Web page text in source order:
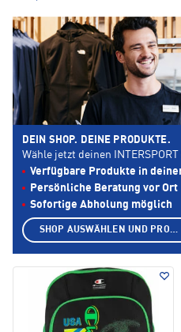
DEIN SHOP. DEINE PRODUKTE.
Wähle jetzt deinen
Verfügbare Produkte in
Persönliche Beratung vor Ort
Sofortige Abholung möglich
SHOP AUSWÄHLEN UND PRODUKTE ANZEIGEN